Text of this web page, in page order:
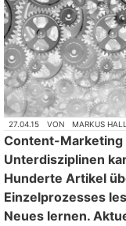
27.04.15 VON MARKUS
Content-Marketing
Unterdisziplinen
Hunderte Artikel
Einzelprozesses
Neues lernen.